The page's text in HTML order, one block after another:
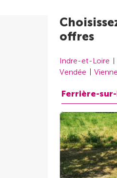
offres
Indre-et-Loire
Vendée
Vienne
Ferrière-